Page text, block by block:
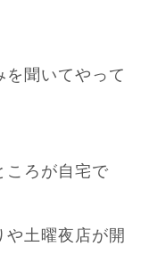
を聞いてやって
ころが自宅で
や土曜夜店が開